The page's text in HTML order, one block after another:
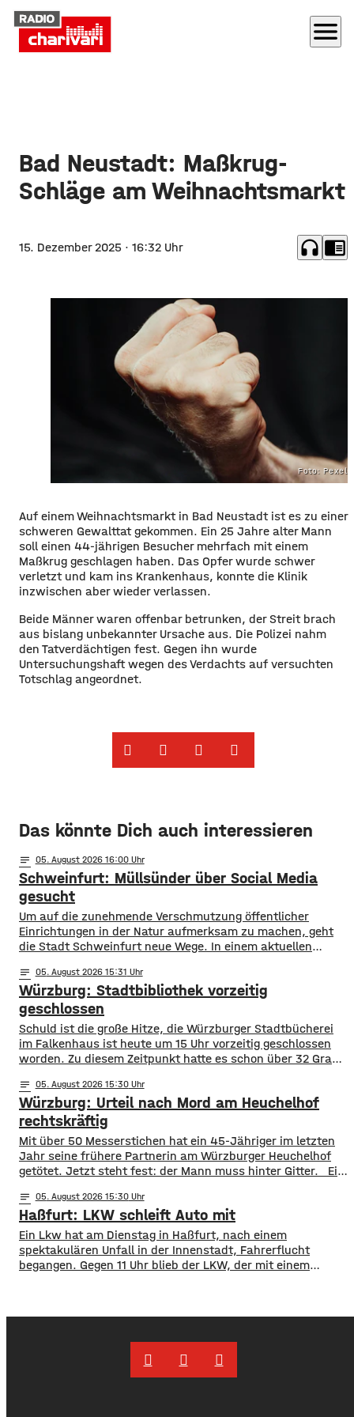
menu
Bad Neustadt: Maßkrug-
Schläge am Weihnachtsmarkt
15. Dezember 2025 · 16:32 Uhr headphones chrome_reader_mode
Foto:
Auf einem Weihnachtsmarkt in Bad Neustadt ist es zu einer
schweren Gewalttat gekommen. Ein 25 Jahre alter Mann
soll einen 44-jährigen Besucher mehrfach mit einem
Maßkrug geschlagen haben. Das Opfer wurde schwer
verletzt und kam ins Krankenhaus, konnte die Klinik
inzwischen aber wieder verlassen.
Beide Männer waren offenbar betrunken, der Streit brach
aus bislang unbekannter Ursache aus. Die Polizei nahm
den Tatverdächtigen fest. Gegen ihn wurde
Untersuchungshaft wegen des Verdachts auf versuchten
Totschlag angeordnet.
Das könnte Dich auch interessieren
notes 05. August 2026 16:00
Schweinfurt: Müllsünder über Social Media
gesucht
Um auf die zunehmende Verschmutzung öffentlicher
Einrichtungen in der Natur aufmerksam zu machen, geht
die Stadt Schweinfurt neue Wege. In einem aktuellen
Bildern die Verschmutzung am Haardthäußchen im
Stadtwald und ruft die Verursacher zum Aufräumen auf.
Gleichzeitig werden Zeugen gesucht und darauf
hingewiesen, dass Bußgelder bis …
notes 05. August 2026 15:31
Würzburg: Stadtbibliothek vorzeitig
geschlossen
Schuld ist die große Hitze, die Würzburger Stadtbücherei
im Falkenhaus ist heute um 15 Uhr vorzeitig geschlossen
worden. Zu diesem Zeitpunkt hatte es schon über 32 Grad
vorzeitige Schließung begründet die Stadt mit dem Schutz
der Gesundheit der Besucher, vor allem aber auch der
Beschäftigten in der Stadtbücherei. Das
notes 05. August 2026 15:30
Würzburg: Urteil nach Mord am Heuchelhof
rechtskräftig
​​Mit über 50 Messerstichen hat ein 45-Jähriger im letzten
Jahr seine frühere Partnerin am Würzburger Heuchelhof
getötet. Jetzt steht fest: der Mann muss hinter Gitter. ​Ein
jetzt gescheitert – wie der Bundesgerichtshof auf Anfrage
mitgeteilt hat, wurde die Revision der Verteidigung als
unbegründet verworfen. Damit ist das Mord-Urteil
jetzt rechtskräftig und
notes 05. August 2026 15:30
Haßfurt: LKW schleift Auto mit
Ein Lkw hat am Dienstag in Haßfurt, nach einem
spektakulären Unfall in der Innenstadt, Fahrerflucht
begangen. Gegen 11 Uhr blieb der LKW, der mit einem